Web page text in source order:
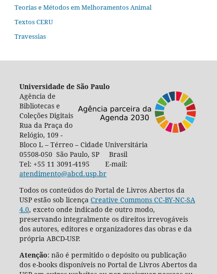
Teorias e Métodos em Melhoramentos Animal
Textos CERU
Travessias
Universidade de São Paulo
Agência de
Bibliotecas e
Coleções Digitais
Rua da Praça do
Relógio, 109 -
Bloco L – Térreo – Cidade Universitária
05508-050 São Paulo, SP Brasil
Tel: +55 11 3091-4195 E-mail:
atendimento@abcd.usp.br
Todos os conteúdos do Portal de Livros Abertos da
USP estão sob licença Creative Commons CC-BY-NC-SA
4.0, exceto onde indicado de outro modo,
preservando integralmente os direitos irrevogáveis
dos autores, editores e organizadores das obras e da
própria ABCD-USP.
Atenção: não é permitido o depósito ou publicação
dos e-books disponíveis no Portal de Livros Abertos da